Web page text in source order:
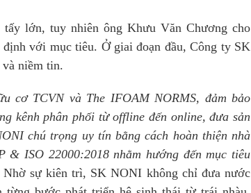
lớn, tuy nhiên ông Khưu Văn Chương cho
với mục tiêu. Ở giai đoạn đầu, Công ty SK
niềm tin.
cơ TCVN và The IFOAM NORMS, đảm bảo
kênh phân phối từ offline đến online, đưa sản
chú trọng uy tín bằng cách hoàn thiện nhà
& ISO 22000:2018 nhằm hướng đến mục tiêu
sự kiên trì, SK NONI không chỉ đưa nước